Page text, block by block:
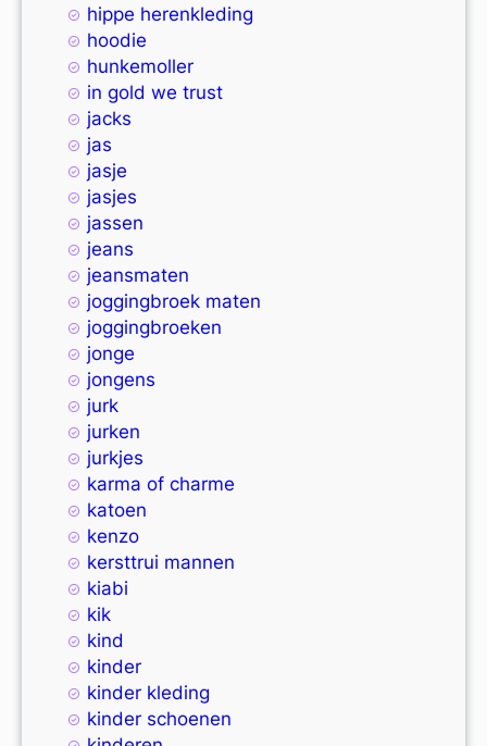
hippe herenkleding
hoodie
hunkemoller
in gold we trust
jacks
jas
jasje
jasjes
jassen
jeans
jeansmaten
joggingbroek maten
joggingbroeken
jonge
jongens
jurk
jurken
jurkjes
karma of charme
katoen
kenzo
kersttrui mannen
kiabi
kik
kind
kinder
kinder kleding
kinder schoenen